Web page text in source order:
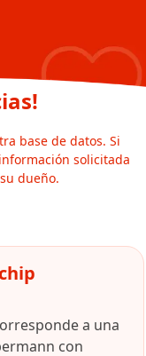
base de datos. Si
solicitada
dueño.
a una
con